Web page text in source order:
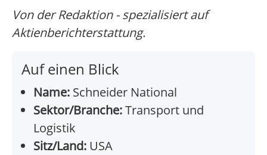
Von der Redaktion - spezialisiert auf
Aktienberichterstattung.
Auf einen Blick
Name: Schneider National
Sektor/Branche:Transport und
Logistik
Sitz/Land: USA